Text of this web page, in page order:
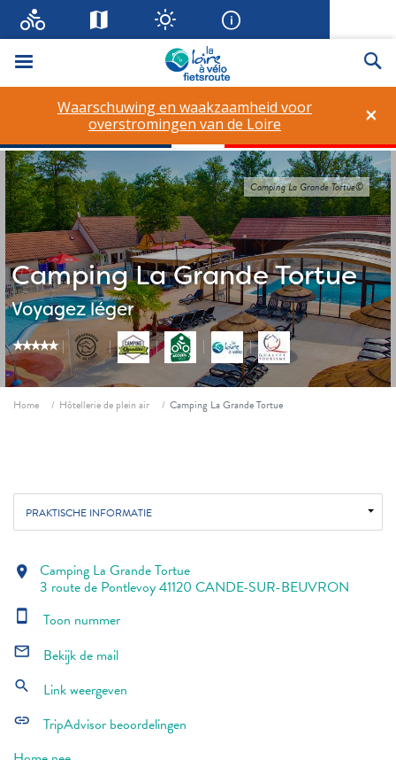
Menu
×
Waarschuwing en waakzaamheid voor
overstromingen van de Loire
Camping La Grande Tortue
Voyagez léger
star_ratestar_ratestar_ratestar_ratestar_rate
Camping La Grande Tortue©
Fil d'ariane
Home Hôtellerie de plein air Camping La Grande Tortue
PRAKTISCHE INFORMATIE
location_on Camping La Grande Tortue
3 route de Pontlevoy 41120 CANDE-SUR-BEUVRON
smartphone Toon nummer
mail_outline Bekijk de mail
search Link weergeven
link
TripAdvisor beoordelingen